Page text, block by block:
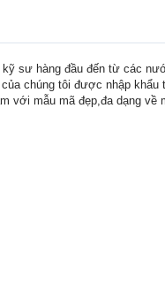
sư hàng đầu đến từ các
chúng tôi được nhập
với mẫu mã đẹp,đa dạng về